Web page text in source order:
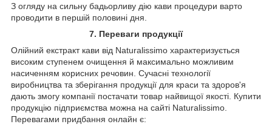
З огляду на сильну бадьорливу дію кави процедури варто
проводити в першій половині дня.
7. Переваги продукції
Олійний екстракт кави від Naturalissimo характеризується
високим ступенем очищення й максимально можливим
насиченням корисних речовин. Сучасні технології
виробництва та зберігання продукції для краси та здоров'я
дають змогу компанії постачати товар найвищої якості. Купити
продукцію підприємства можна на сайті Naturalissimo.
Перевагами придбання онлайн є: